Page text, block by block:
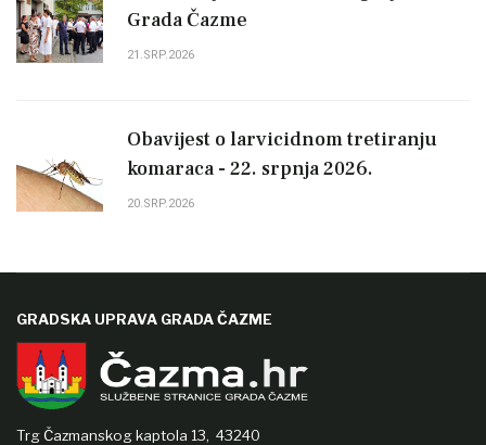
Grada Čazme
21.SRP.2026
Obavijest o larvicidnom tretiranju
komaraca - 22. srpnja 2026.
20.SRP.2026
GRADSKA UPRAVA GRADA ČAZME
Trg Čazmanskog kaptola 13, 43240